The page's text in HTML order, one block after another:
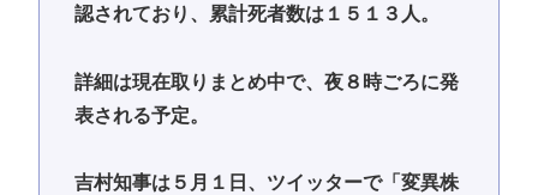
認されており、累計死者数は１５１３人。
詳細は現在取りまとめ中で、夜８時ごろに発
表される予定。
吉村知事は５月１日、ツイッターで「変異株